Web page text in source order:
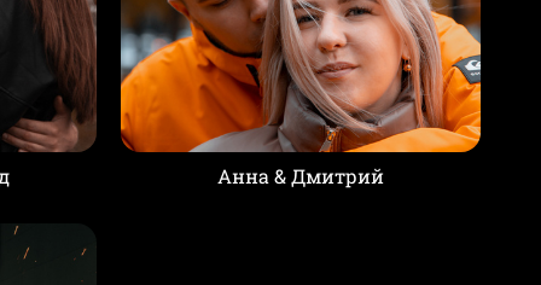
Анна & Дмитрий